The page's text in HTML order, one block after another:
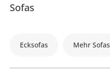
Sofas
Ecksofas Mehr Sofas